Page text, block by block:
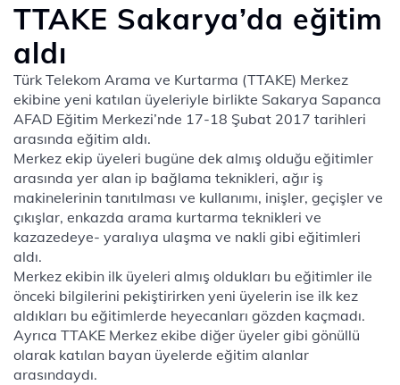
TTAKE Sakarya’da eğitim
aldı
Türk Telekom Arama ve Kurtarma (TTAKE) Merkez
ekibine yeni katılan üyeleriyle birlikte Sakarya Sapanca
AFAD Eğitim Merkezi’nde 17-18 Şubat 2017 tarihleri
arasında eğitim aldı.
Merkez ekip üyeleri bugüne dek almış olduğu eğitimler
arasında yer alan ip bağlama teknikleri, ağır iş
makinelerinin tanıtılması ve kullanımı, inişler, geçişler ve
çıkışlar, enkazda arama kurtarma teknikleri ve
kazazedeye- yaralıya ulaşma ve nakli gibi eğitimleri
aldı.
Merkez ekibin ilk üyeleri almış oldukları bu eğitimler ile
önceki bilgilerini pekiştirirken yeni üyelerin ise ilk kez
aldıkları bu eğitimlerde heyecanları gözden kaçmadı.
Ayrıca TTAKE Merkez ekibe diğer üyeler gibi gönüllü
olarak katılan bayan üyelerde eğitim alanlar
arasındaydı.